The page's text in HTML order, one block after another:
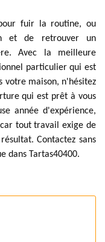
fuir la routine, ou
et de retrouver un
Avec la meilleure
particulier qui est
votre maison, n'hésitez
qui est prêt à vous
année d'expérience,
tout travail exige de
Contactez sans
dans Tartas40400.